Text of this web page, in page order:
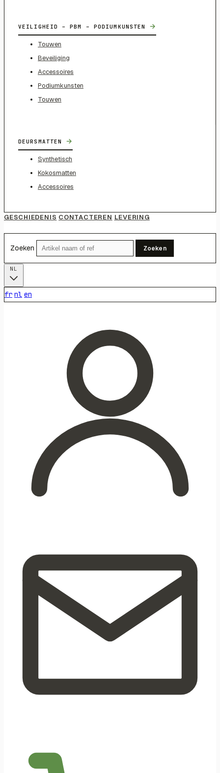
VEILIGHEID – PBM – PODIUMKUNSTEN →
Touwen
Beveiliging
Accessoires
Podiumkunsten
Touwen
DEURSMATTEN →
Synthetisch
Kokosmatten
Accessoires
GESCHIEDENIS CONTACTEREN LEVERING
Zoeken Zoeken
fr nl en